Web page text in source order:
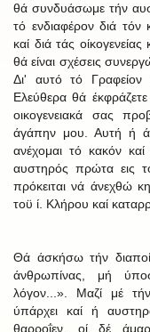
θά συνδυάσωμε τήν
τό ενδιαφέρον διά
καί διά τάς
θά είναι σχέσεις
Δι' αυτό τό Γραφείον
Ελεύθερα θά
οικογενειακά σας
άγάπην μου. Αυτή ή
ανέχομαι τό κακόν
αυστηρός πρώτα εις
πρόκειται νά άνεχθώ
τοϋ ί. Κλήρου καί
Θά άσκήσω τήν
άνθρωπίνας, μή
λόγον...». Μαζί μέ
ύπάρχει καί ή
θαρροΐεν, οί δέ